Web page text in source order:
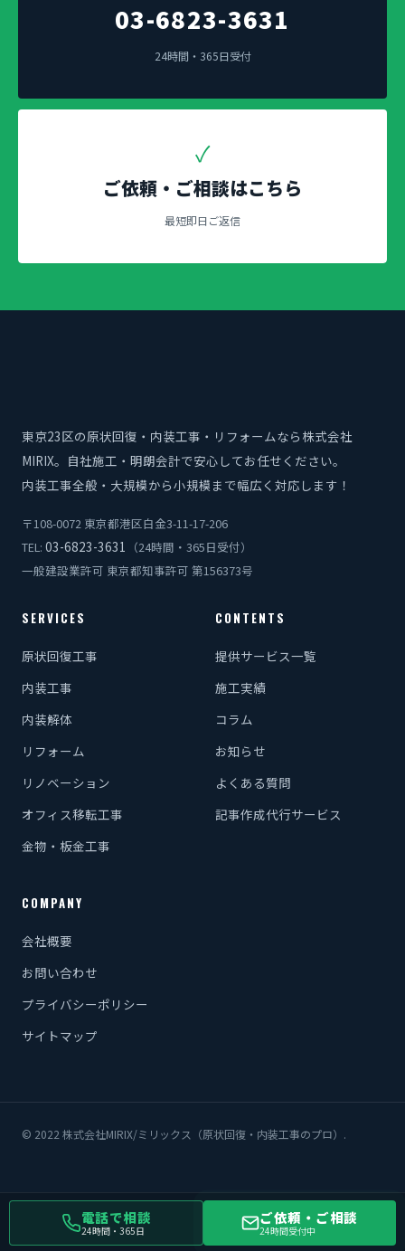
03-6823-3631
24時間・365日受付
✓
ご依頼・ご相談はこちら
最短即日ご返信
東京23区の原状回復・内装工事・リフォームなら株式会社
MIRIX。自社施工・明朗会計で安心してお任せください。
内装工事全般・大規模から小規模まで幅広く対応します！
〒108-0072 東京都港区白金3-11-17-206
TEL: 03-6823-3631
（24時間・365日受付）
一般建設業許可 東京都知事許可 第156373号
SERVICES
原状回復工事
内装工事
内装解体
リフォーム
リノベーション
オフィス移転工事
金物・板金工事
CONTENTS
提供サービス一覧
施工実績
コラム
お知らせ
よくある質問
記事作成代行サービス
COMPANY
会社概要
お問い合わせ
プライバシーポリシー
サイトマップ
© 2022 株式会社MIRIX/ミリックス（原状回復・内装工事のプロ）.
電話で相談
24時間・365日
ご依頼・ご相談
24時間受付中